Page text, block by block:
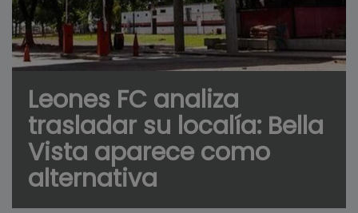
Leones FC analiza
trasladar su localía: Bella
Vista aparece como
alternativa